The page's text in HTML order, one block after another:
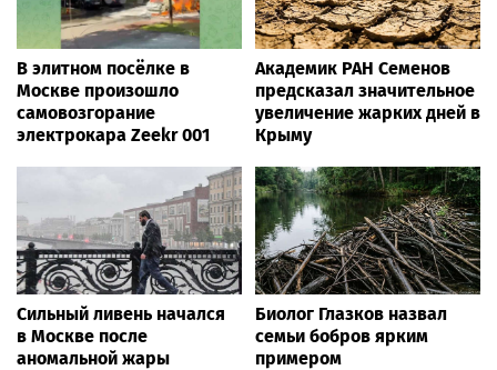
В элитном посёлке в
Москве произошло
самовозгорание
электрокара Zeekr 001
Академик РАН Семенов
предсказал значительное
увеличение жарких дней в
Крыму
Сильный ливень начался
в Москве после
аномальной жары
Биолог Глазков назвал
семьи бобров ярким
примером